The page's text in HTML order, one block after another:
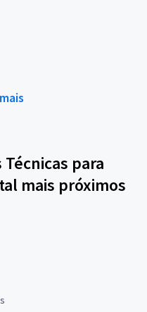
para
mais próximos